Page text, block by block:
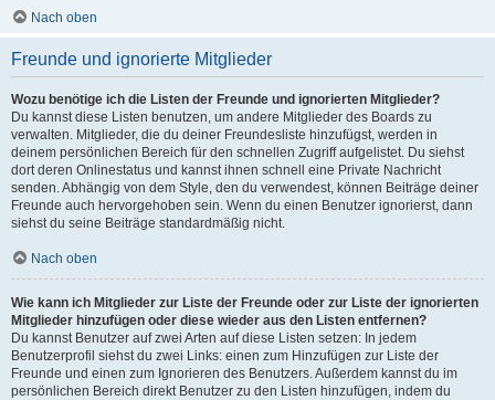
Nach oben
Freunde und ignorierte Mitglieder
Wozu benötige ich die Listen der Freunde und ignorierten Mitglieder?
Du kannst diese Listen benutzen, um andere Mitglieder des Boards zu
verwalten. Mitglieder, die du deiner Freundesliste hinzufügst, werden in
deinem persönlichen Bereich für den schnellen Zugriff aufgelistet. Du siehst
dort deren Onlinestatus und kannst ihnen schnell eine Private Nachricht
senden. Abhängig von dem Style, den du verwendest, können Beiträge deiner
Freunde auch hervorgehoben sein. Wenn du einen Benutzer ignorierst, dann
siehst du seine Beiträge standardmäßig nicht.
Nach oben
Wie kann ich Mitglieder zur Liste der Freunde oder zur Liste der ignorierten
Mitglieder hinzufügen oder diese wieder aus den Listen entfernen?
Du kannst Benutzer auf zwei Arten auf diese Listen setzen: In jedem
Benutzerprofil siehst du zwei Links: einen zum Hinzufügen zur Liste der
Freunde und einen zum Ignorieren des Benutzers. Außerdem kannst du im
persönlichen Bereich direkt Benutzer zu den Listen hinzufügen, indem du